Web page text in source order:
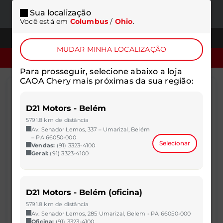
MENU
TELEFONES
1.0 TURBO FLEX LTZ
AUTOMÁTICO
POR: R$ 112.890,00
Ano / fabricação
2024/2025 Flex
Sua localização
Você está em Columbus / Ohio.
MUDAR MINHA LOCALIZAÇÃO
Para prosseguir, selecione abaixo a loja
CAOA Chery mais próximas da sua região:
D21 Motors - Belém
5791.8 km de distância
Av. Senador Lemos, 337 – Umarizal, Belém
– PA 66050-000
Vendas: (91) 3323-4100
Geral: (91) 3323-4100
Selecionar
D21 Motors - Belém (oficina)
5791.8 km de distância
Av. Senador Lemos, 285 Umarizal, Belem - PA 66050-000
Oficina: (91) 3323-4100